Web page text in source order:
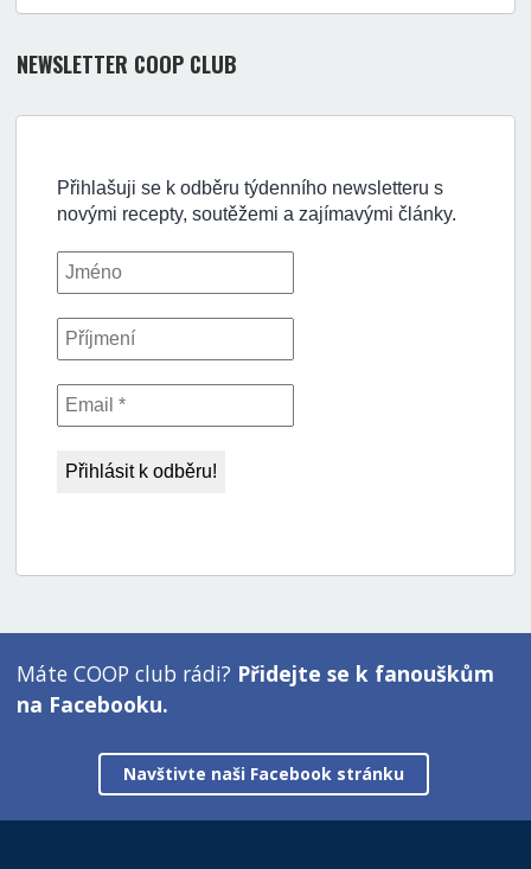
NEWSLETTER COOP CLUB
Máte COOP club rádi? Přidejte se k fanouškům
na Facebooku.
Navštivte naši Facebook stránku